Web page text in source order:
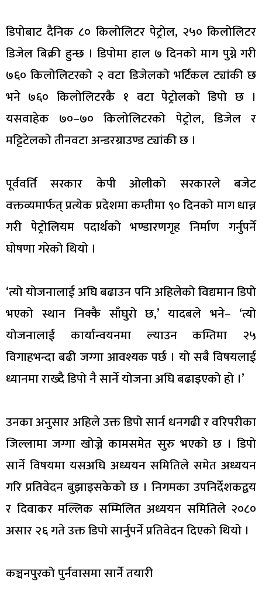
डिपोबाट दैनिक ८० किलोलिटर पेट्रोल, २५० किलोलिटर
डिजेल बिक्री हुन्छ । डिपोमा हाल ७ दिनको माग पुग्ने गरी
७६० किलोलिटरको २ वटा डिजेलको भर्टिकल ट्यांकी छ
भने ७६० किलोलिटरकै १ वटा पेट्रोलको डिपो छ ।
यसवाहेक ७०–७० किलोलिटरको पेट्रोल, डिजेल र
मट्टिटेलको तीनवटा अन्डरग्राउण्ड ट्यांकी छ ।
पूर्ववर्ति सरकार केपी ओलीको सरकारले बजेट
वक्तव्यमार्फत् प्रत्येक प्रदेशमा कम्तीमा ९० दिनको माग धान्न
गरी पेट्रोलियम पदार्थको भण्डारणगृह निर्माण गर्नुपर्ने
घोषणा गरेको थियो ।
‘त्यो योजनालाई अघि बढाउन पनि अहिलेको विद्यमान डिपो
भएको स्थान निक्कै साँघुरो छ,’ यादबले भने– ‘त्यो
योजनालाई कार्यान्वयनमा ल्याउन कम्तिमा २५
विगाहभन्दा बढी जग्गा आवश्यक पर्छ । यो सबै विषयलाई
ध्यानमा राख्दै डिपो नै सार्ने योजना अघि बढाइएको हो ।’
उनका अनुसार अहिले उक्त डिपो सार्न धनगढी र वरिपरीका
जिल्लामा जग्गा खोज्ने कामसमेत सुरु भएको छ । डिपो
सार्ने विषयमा यसअघि अध्ययन समितिले समेत अध्ययन
गरि प्रतिवेदन बुझाइसकेको छ । निगमका उपनिर्देशकद्वय
र दिवाकर मल्लिक सम्मिलित अध्ययन समितिले २०८०
असार २६ गते उक्त डिपो सार्नुपर्ने प्रतिवेदन दिएको थियो ।
कञ्चनपुरको पुर्नवासमा सार्ने तयारी